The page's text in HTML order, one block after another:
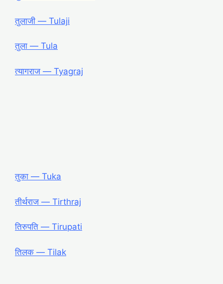
तुलाजी ― Tulaji
तुला ― Tula
त्यागराज ― Tyagraj
तुका ― Tuka
तीर्थराज ― Tirthraj
तिरुपति ― Tirupati
तिलक ― Tilak